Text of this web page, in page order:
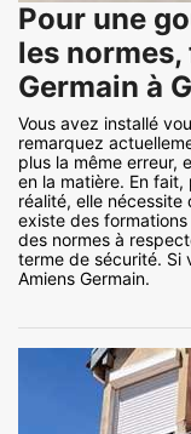
Pour une
les
Germain à
Vous avez installé
remarquez
plus la même erreur,
en la matière. En
réalité, elle
existe des
des normes à
terme de sécurité. Si
Amiens Germain.